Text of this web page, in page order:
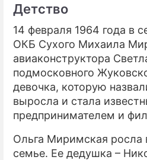
Детство
14 февраля 1964 года в
ОКБ Сухого Михаила
авиаконструктора
подмосковного
девочка, которую
выросла и стала
предпринимателем и
Ольга Миримская росла
семье. Ее дедушка –